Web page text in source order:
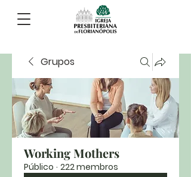
Grupos
Working Mothers
Público · 222 membros